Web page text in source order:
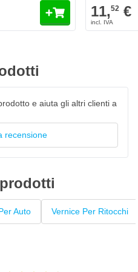
Acheso è personalizzato
un'elevata copertura
di pelucchi
con
11,52 €
e aiuta gli altri clienti a
recensione
Auto Vernice Per Ritocchi